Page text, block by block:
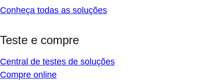
Conheça todas as soluções
Teste e compre
Central de testes de soluções
Compre online